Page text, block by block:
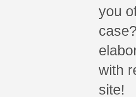
you
with
site!